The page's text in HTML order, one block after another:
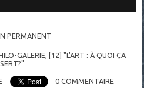
PERMANENT
GALERIE
[12] "L'ART : À QUOI ÇA
SERT?"
0 COMMENTAIRE